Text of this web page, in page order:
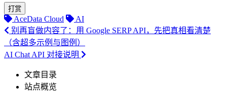
打赏
AceData Cloud
AI
别再盲做内容了：用 Google SERP API，先把真相看清楚
（含超多示例与图例）
AI Chat API 对接说明
文章目录
站点概览